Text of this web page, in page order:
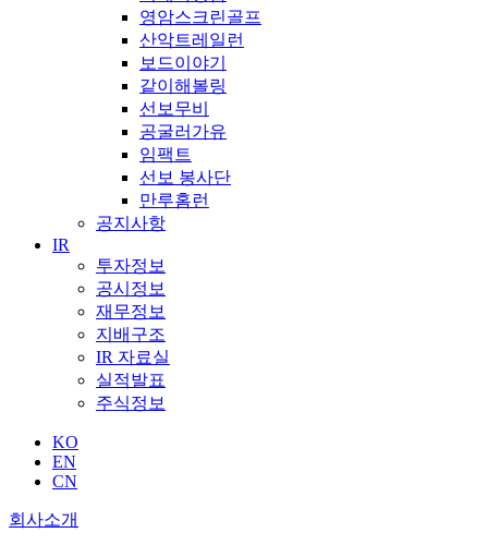
영암스크린골프
산악트레일런
보드이야기
같이해볼링
선보무비
공굴러가유
임팩트
선보 봉사단
만루홈런
공지사항
IR
투자정보
공시정보
재무정보
지배구조
IR 자료실
실적발표
주식정보
KO
EN
CN
회사소개